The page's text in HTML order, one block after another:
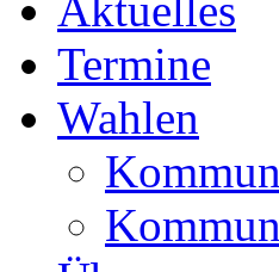
Termine
Wahlen